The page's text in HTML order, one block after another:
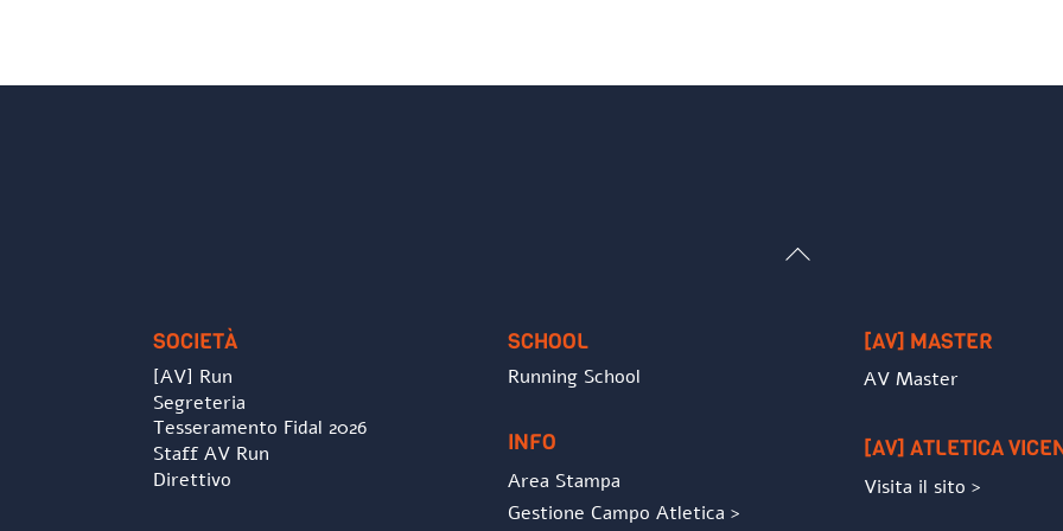
Back
SOCIETÀ
[AV] Run
Segreteria
Tesseramento Fidal 2026
Staff AV Run
Direttivo
SCHOOL
Running School
INFO
Area Stampa
Gestione Campo Atletica >
[AV] MASTER
AV Master
[AV] ATLETICA
Visita il sito >